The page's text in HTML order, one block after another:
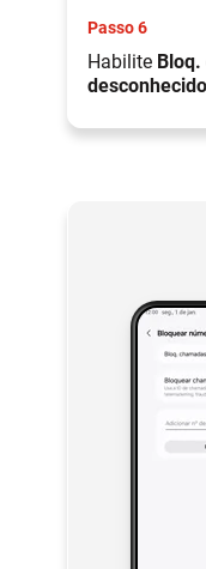
Passo 6
Habilite
desconhecido